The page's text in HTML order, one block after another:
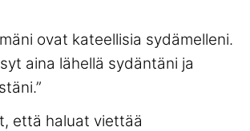
ovat kateellisia sydämelleni.
aina lähellä sydäntäni ja
että haluat viettää